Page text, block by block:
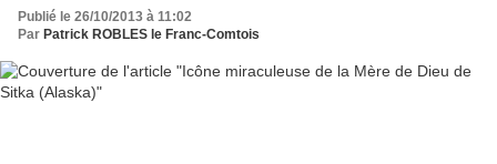
Publié le 26/10/2013 à 11:02
Par Patrick ROBLES le Franc-Comtois